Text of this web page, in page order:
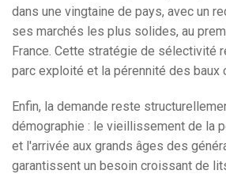
dans une vingtaine de pays, avec un
ses marchés les plus solides, au
France. Cette stratégie de sélectivité
parc exploité et la pérennité des baux
Enfin, la demande reste
démographie : le vieillissement de la
et l'arrivée aux grands âges des
garantissent un besoin croissant de